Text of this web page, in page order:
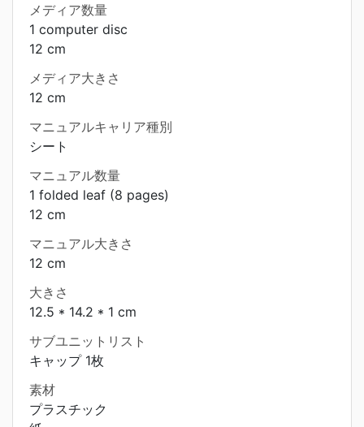
メディア数量
1 computer disc
12 cm
メディア大きさ
12 cm
マニュアルキャリア種別
シート
マニュアル数量
1 folded leaf (8 pages)
12 cm
マニュアル大きさ
12 cm
大きさ
12.5 * 14.2 * 1 cm
サブユニットリスト
キャップ 1枚
素材
プラスチック